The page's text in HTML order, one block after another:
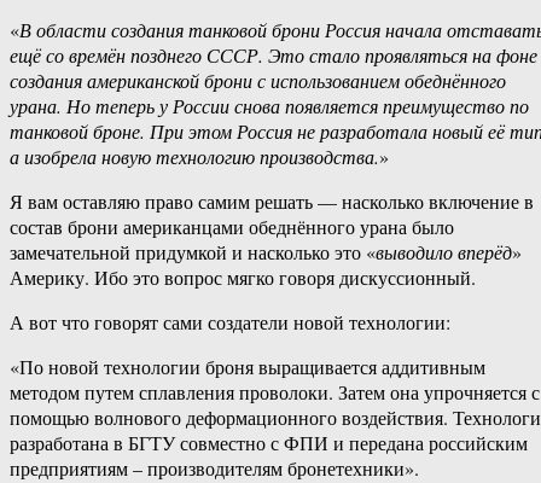
«В области создания танковой брони Россия начала
ещё со времён позднего СССР. Это стало проявляться на фоне
создания американской брони с использованием обеднённого
урана. Но теперь у России снова появляется преимущество по
танковой броне. При этом Россия не разработала новый её
а изобрела новую технологию производства.»
Я вам оставляю право самим решать — насколько включение в
состав брони американцами обеднённого урана было
замечательной придумкой и насколько это «выводило вперёд»
Америку. Ибо это вопрос мягко говоря дискуссионный.
А вот что говорят сами создатели новой технологии:
«По новой технологии броня выращивается аддитивным
методом путем сплавления проволоки. Затем она упрочняется с
помощью волнового деформационного воздействия.
разработана в БГТУ совместно с ФПИ и передана российским
предприятиям – производителям бронетехники».